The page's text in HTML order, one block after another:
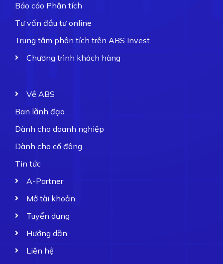
Báo cáo Phân tích
Tư vấn đầu tư online
Trung tâm phân tích trên ABS Invest
Chương trình khách hàng
Về ABS
Ban lãnh đạo
Dành cho doanh nghiệp
Dành cho cổ đông
Tin tức
A-Partner
Mở tài khoản
Tuyển dụng
Hướng dẫn
Liên hệ